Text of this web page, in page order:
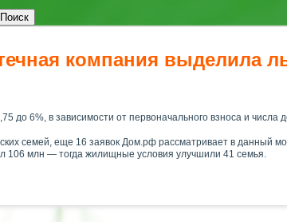
Поиск
компания выделила
до 6%, в зависимости от первоначального взноса и числа
семей, еще 16 заявок Дом.рф рассматривает в данный
106 млн — тогда жилищные условия улучшили 41 семья.